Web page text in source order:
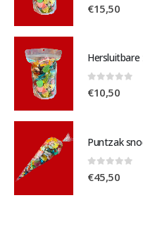
€15,50
0out of 5
€10,50
Puntzak
0out of 5
€45,50